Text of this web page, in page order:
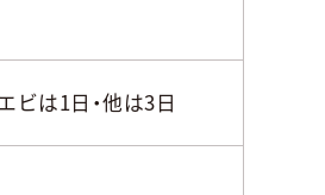
ビは1日・他は3日